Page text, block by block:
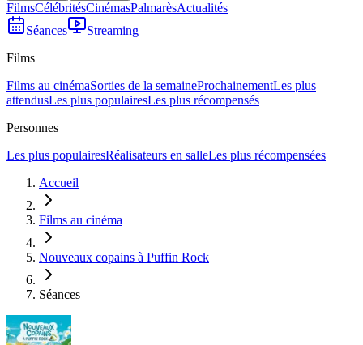
FilmsCélébritésCinémasPalmarèsActualités
Séances
Streaming
Films
Films au cinémaSorties de la semaineProchainementLes plus
attendusLes plus populairesLes plus récompensés
Personnes
Les plus populairesRéalisateurs en salleLes plus récompensées
Accueil
Films au cinéma
Nouveaux copains à Puffin Rock
Séances